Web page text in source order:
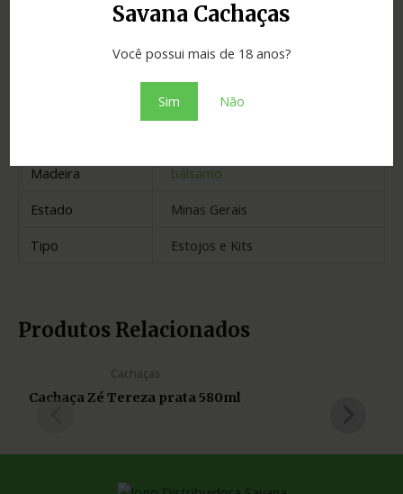
Savana Cachaças
Você possui mais de 18 anos?
Sim Não
Informação adicional
3 anos
Madeira
bálsamo
Estado
Minas Gerais
Tipo
Estojos e Kits
Produtos Relacionados
Cachaças
Cachaça Zé Tereza prata 580ml